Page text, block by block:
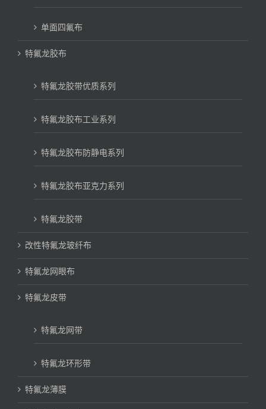
单面四氟布
特氟龙胶布
特氟龙胶带优质系列
特氟龙胶布工业系列
特氟龙胶布防静电系列
特氟龙胶布亚克力系列
特氟龙胶带
改性特氟龙玻纤布
特氟龙网眼布
特氟龙皮带
特氟龙网带
特氟龙环形带
特氟龙薄膜